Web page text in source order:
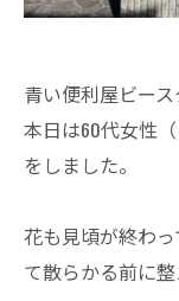
青い便利屋ビース
本日は60代女性
をしました。
花も見頃が終わ
て散らかる前に整